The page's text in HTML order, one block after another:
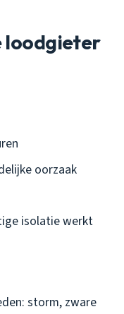
loodgieter
oorzaak
isolatie werkt
storm, zware